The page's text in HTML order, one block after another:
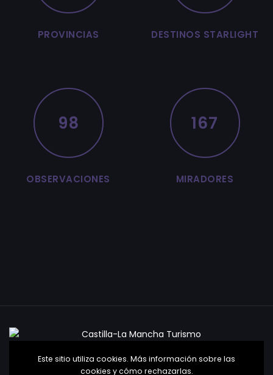
PROVINCIAS DESTINOS STARLIGHT
98
OBSERVACIONES
167
MIRADORES
Política de Privacidad Política de Cookies
Aviso
Este sitio utiliza cookies. Más información sobre las
cookies y cómo rechazarlas.